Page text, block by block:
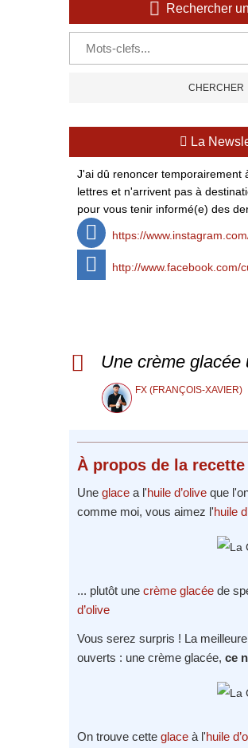
Rechercher
La
J'ai dû renoncer temporairement
lettres et n'arrivent pas à
pour vous tenir informé(e) des
https://
http://www.facebook.com/
Une crème
FX (FRANÇOIS-XAVIER)
À propos de la recette
Une glace a l'huile d’olive que
comme moi, vous aimez l'huile
... plutôt une crème glacée de
d’olive
Vous serez surpris ! La
ouverts : une crème glacée, ce
On trouve cette glace à l'huile